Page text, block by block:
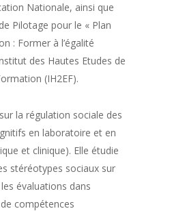
Nationale, ainsi que
Pilotage pour le « Plan
: Former à l’égalité
des Hautes Etudes de
(IH2EF).
la régulation sociale des
en laboratoire et en
et clinique). Elle étudie
stéréotypes sociaux sur
évaluations dans
compétences